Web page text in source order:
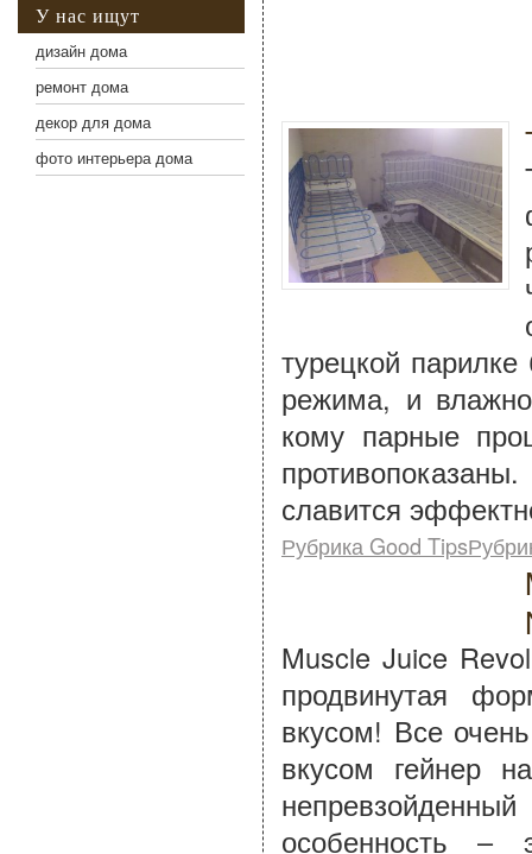
турецкой
режима, и
кому парные
славится
Рубрика Good
Muscle Juice
продвинутая
вкусом! Все
вкусом гейнер
особенность –
У нас ищут
дизайн дома
ремонт дома
декор для дома
фото интерьера дома